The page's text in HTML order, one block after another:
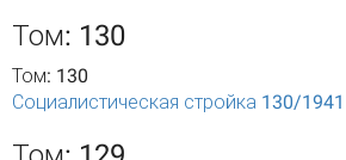
Том: 130
Том: 130
Социалистическая стройка 130/1941